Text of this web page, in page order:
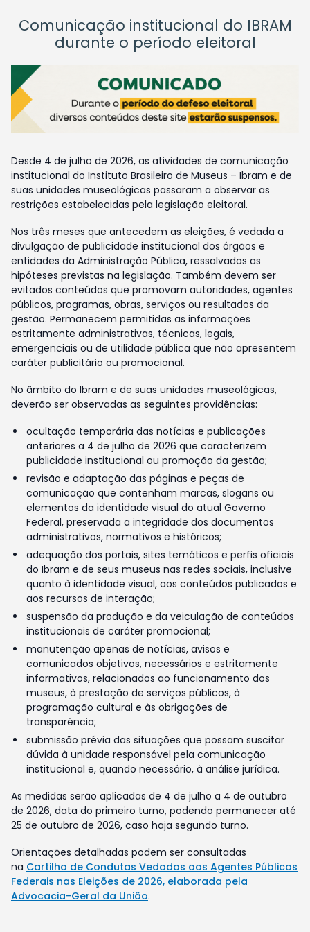
Comunicação institucional do IBRAM
durante o período eleitoral
Desde 4 de julho de 2026, as atividades de comunicação
institucional do Instituto Brasileiro de Museus – Ibram e de
suas unidades museológicas passaram a observar as
restrições estabelecidas pela legislação eleitoral.
Nos três meses que antecedem as eleições, é vedada a
divulgação de publicidade institucional dos órgãos e
entidades da Administração Pública, ressalvadas as
hipóteses previstas na legislação. Também devem ser
evitados conteúdos que promovam autoridades, agentes
públicos, programas, obras, serviços ou resultados da
gestão. Permanecem permitidas as informações
estritamente administrativas, técnicas, legais,
emergenciais ou de utilidade pública que não apresentem
caráter publicitário ou promocional.
No âmbito do Ibram e de suas unidades museológicas,
deverão ser observadas as seguintes providências:
ocultação temporária das notícias e publicações
anteriores a 4 de julho de 2026 que caracterizem
publicidade institucional ou promoção da gestão;
revisão e adaptação das páginas e peças de
comunicação que contenham marcas, slogans ou
elementos da identidade visual do atual Governo
Federal, preservada a integridade dos documentos
administrativos, normativos e históricos;
adequação dos portais, sites temáticos e perfis oficiais
do Ibram e de seus museus nas redes sociais, inclusive
quanto à identidade visual, aos conteúdos publicados e
aos recursos de interação;
suspensão da produção e da veiculação de conteúdos
institucionais de caráter promocional;
manutenção apenas de notícias, avisos e
comunicados objetivos, necessários e estritamente
informativos, relacionados ao funcionamento dos
museus, à prestação de serviços públicos, à
programação cultural e às obrigações de
transparência;
submissão prévia das situações que possam suscitar
dúvida à unidade responsável pela comunicação
institucional e, quando necessário, à análise jurídica.
As medidas serão aplicadas de 4 de julho a 4 de outubro
de 2026, data do primeiro turno, podendo permanecer até
25 de outubro de 2026, caso haja segundo turno.
Orientações detalhadas podem ser consultadas
na Cartilha de Condutas Vedadas aos Agentes Públicos
Federais nas Eleições de 2026, elaborada pela
Advocacia-Geral da União.